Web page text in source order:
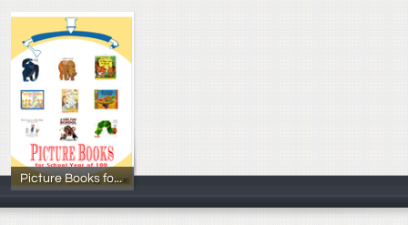
Picture Books for School Year of 100